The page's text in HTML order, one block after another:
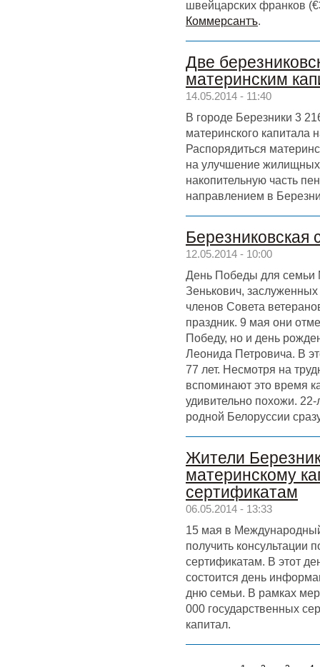
швейцарских франков
Коммерсантъ.
Две
материнским
14.05.2014 - 11:40
В городе Березники 3
материнского
Распорядиться
на улучшение жилищных
накопительную часть
направлением в
Березниковская
12.05.2014 - 10:00
День Победы для семьи
Зенькович,
членов Совета
праздник. 9 мая они
Победу, но и день
Леонида Петровича. В
77 лет. Несмотря на
вспоминают это время
удивительно похожи.
родной Белоруссии
Жители
материнскому
сертификатам
06.05.2014 - 13:33
15 мая в
получить консультации
сертификатам. В этот
состоится день
дню семьи. В рамках
000 государственных
капитал.